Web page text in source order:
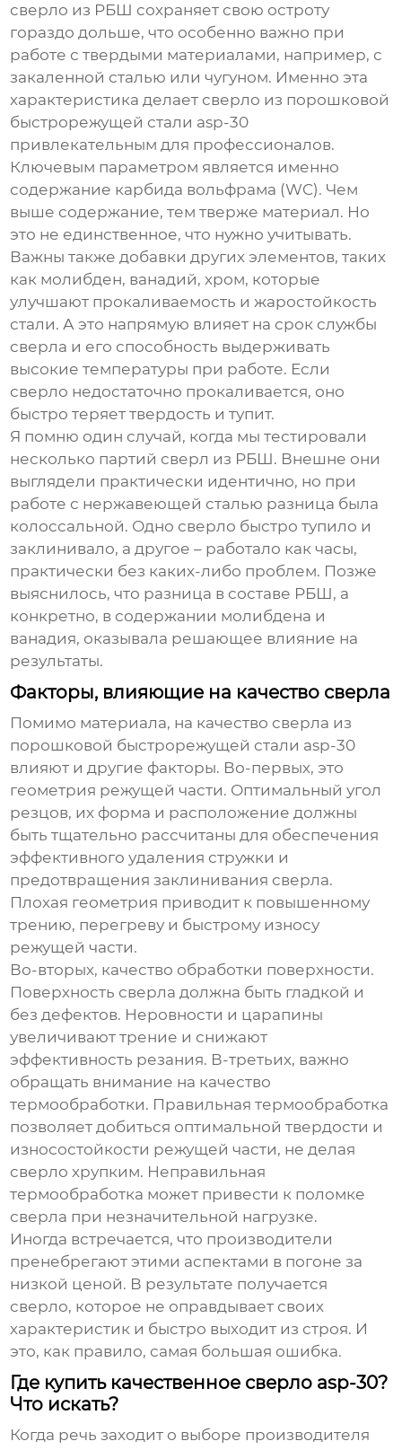
сверло из РБШ сохраняет свою остроту
гораздо дольше, что особенно важно при
работе с твердыми материалами, например, с
закаленной сталью или чугуном. Именно эта
характеристика делает сверло из порошковой
быстрорежущей стали asp-30
привлекательным для профессионалов.
Ключевым параметром является именно
содержание карбида вольфрама (WC). Чем
выше содержание, тем тверже материал. Но
это не единственное, что нужно учитывать.
Важны также добавки других элементов, таких
как молибден, ванадий, хром, которые
улучшают прокаливаемость и жаростойкость
стали. А это напрямую влияет на срок службы
сверла и его способность выдерживать
высокие температуры при работе. Если
сверло недостаточно прокаливается, оно
быстро теряет твердость и тупит.
Я помню один случай, когда мы тестировали
несколько партий сверл из РБШ. Внешне они
выглядели практически идентично, но при
работе с нержавеющей сталью разница была
колоссальной. Одно сверло быстро тупило и
заклинивало, а другое – работало как часы,
практически без каких-либо проблем. Позже
выяснилось, что разница в составе РБШ, а
конкретно, в содержании молибдена и
ванадия, оказывала решающее влияние на
результаты.
Факторы, влияющие на качество сверла
Помимо материала, на качество сверла из
порошковой быстрорежущей стали asp-30
влияют и другие факторы. Во-первых, это
геометрия режущей части. Оптимальный угол
резцов, их форма и расположение должны
быть тщательно рассчитаны для обеспечения
эффективного удаления стружки и
предотвращения заклинивания сверла.
Плохая геометрия приводит к повышенному
трению, перегреву и быстрому износу
режущей части.
Во-вторых, качество обработки поверхности.
Поверхность сверла должна быть гладкой и
без дефектов. Неровности и царапины
увеличивают трение и снижают
эффективность резания. В-третьих, важно
обращать внимание на качество
термообработки. Правильная термообработка
позволяет добиться оптимальной твердости и
износостойкости режущей части, не делая
сверло хрупким. Неправильная
термообработка может привести к поломке
сверла при незначительной нагрузке.
Иногда встречается, что производители
пренебрегают этими аспектами в погоне за
низкой ценой. В результате получается
сверло, которое не оправдывает своих
характеристик и быстро выходит из строя. И
это, как правило, самая большая ошибка.
Где купить качественное сверло asp-30?
Что искать?
Когда речь заходит о выборе производителя